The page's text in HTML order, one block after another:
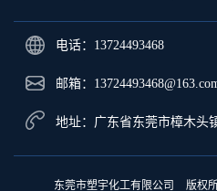
电话：13724493468
邮箱：
地址：广东省东莞市樟木头
东莞市塑宇化工有限公司 版权